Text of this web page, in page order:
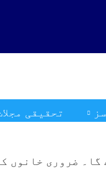
تحقیقی
گا۔ ضروری خانوں